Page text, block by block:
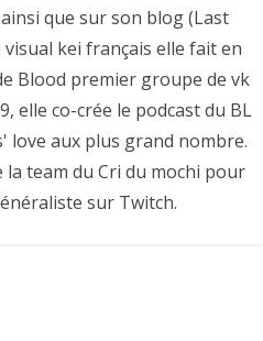
que sur son blog (Last
visual kei français elle fait en
Blood premier groupe de vk
elle co-crée le podcast du BL
love aux plus grand nombre.
la team du Cri du mochi pour
sur Twitch.